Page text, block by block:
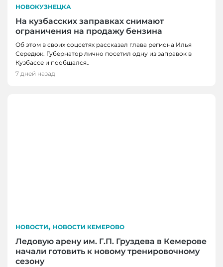
НОВОКУЗНЕЦКА
На кузбасских заправках снимают
ограничения на продажу бензина
Об этом в своих соцсетях рассказал глава региона Илья
Середюк. Губернатор лично посетил одну из заправок в
Кузбассе и пообщался..
7 дней назад
НОВОСТИ, НОВОСТИ КЕМЕРОВО
Ледовую арену им. Г.П. Груздева в Кемерове
начали готовить к новому тренировочному
сезону